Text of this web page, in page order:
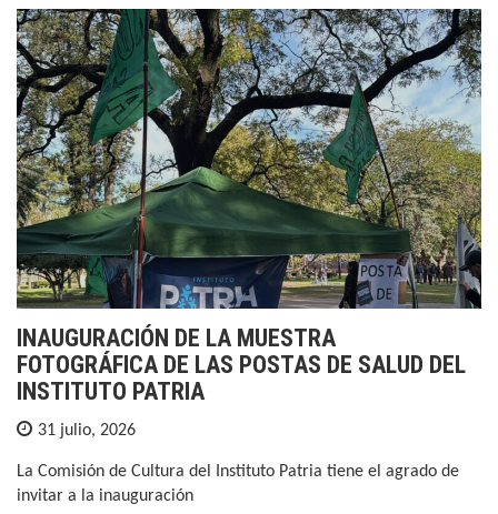
INAUGURACIÓN DE LA MUESTRA
FOTOGRÁFICA DE LAS POSTAS DE SALUD DEL
INSTITUTO PATRIA
31 julio, 2026
La Comisión de Cultura del Instituto Patria tiene el agrado de
invitar a la inauguración